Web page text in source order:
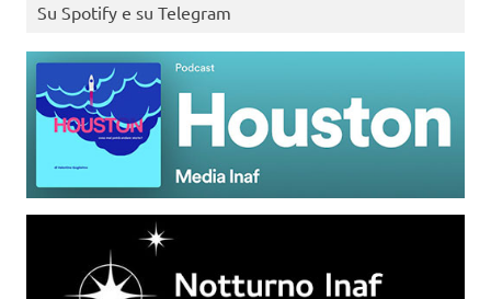
Su Spotify e su Telegram